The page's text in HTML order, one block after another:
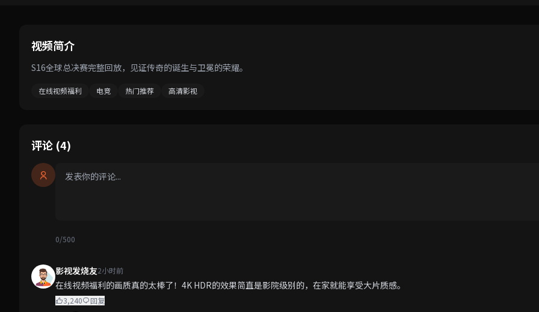
视频简介
S16全球总决赛完整回放，见证传奇的诞生与卫冕的荣耀。
在线视频福利 电竞 热门推荐 高清影视
评论 (4)
0/500
影视发烧友2小时前
在线视频福利的画质真的太棒了！4K HDR的效果简直是影院级别的，在家就能享受大片质感。
3,240 回复